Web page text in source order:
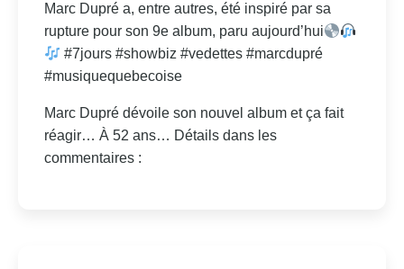
Marc Dupré a, entre autres, été inspiré par sa
rupture pour son 9e album, paru aujourd’hui
#7jours #showbiz #vedettes #marcdupré
#musiquequebecoise
Marc Dupré dévoile son nouvel album et ça fait
réagir… À 52 ans… Détails dans les
commentaires :